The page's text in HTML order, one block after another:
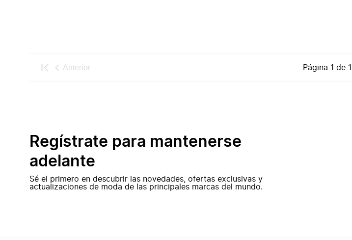
Anterior Página 1 de 1
Regístrate para mantenerse
adelante
Sé el primero en descubrir las novedades, ofertas exclusivas y
actualizaciones de moda de las principales marcas del mundo.